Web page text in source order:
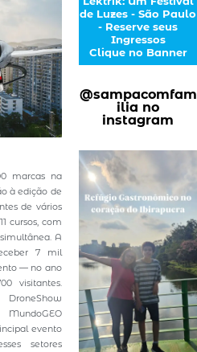
marcas na
à edição de
de vários
cursos, com
A
7 mil
— no ano
visitantes.
evento
setores
de Luzes - São Paulo
- Reserve seus
Ingressos
Clique no Banner
@sampacomfam
ilia no
instagram